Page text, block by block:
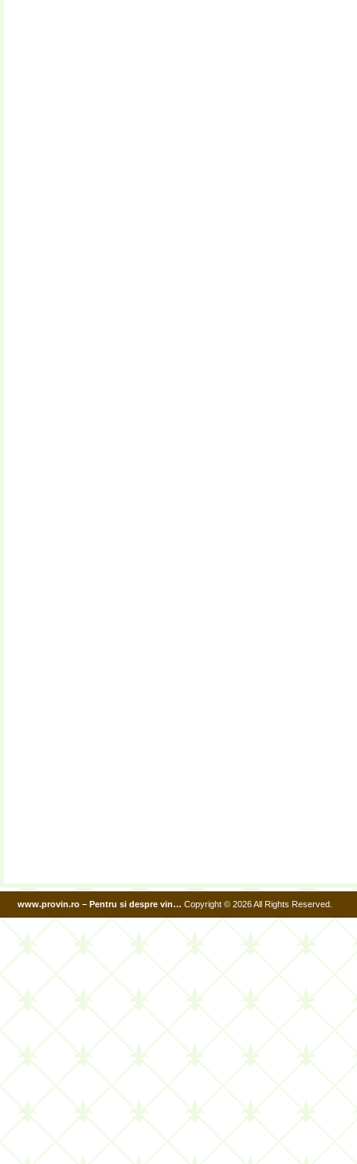
www.provin.ro – Pentru si despre vin… Copyright © 2026 All Rights Reserved.